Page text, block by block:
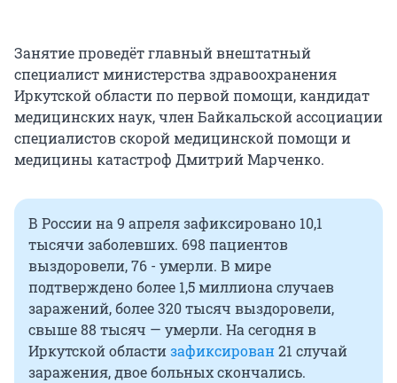
Занятие проведёт главный внештатный
специалист министерства здравоохранения
Иркутской области по первой помощи, кандидат
медицинских наук, член Байкальской ассоциации
специалистов скорой медицинской помощи и
медицины катастроф Дмитрий Марченко.
В России на 9 апреля зафиксировано 10,1
тысячи заболевших. 698 пациентов
выздоровели, 76 - умерли. В мире
подтверждено более 1,5 миллиона случаев
заражений, более 320 тысяч выздоровели,
свыше 88 тысяч — умерли. На сегодня в
Иркутской областизафиксирован21 случай
заражения, двое больных скончались.